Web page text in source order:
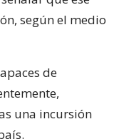
según el medio
de
una incursión